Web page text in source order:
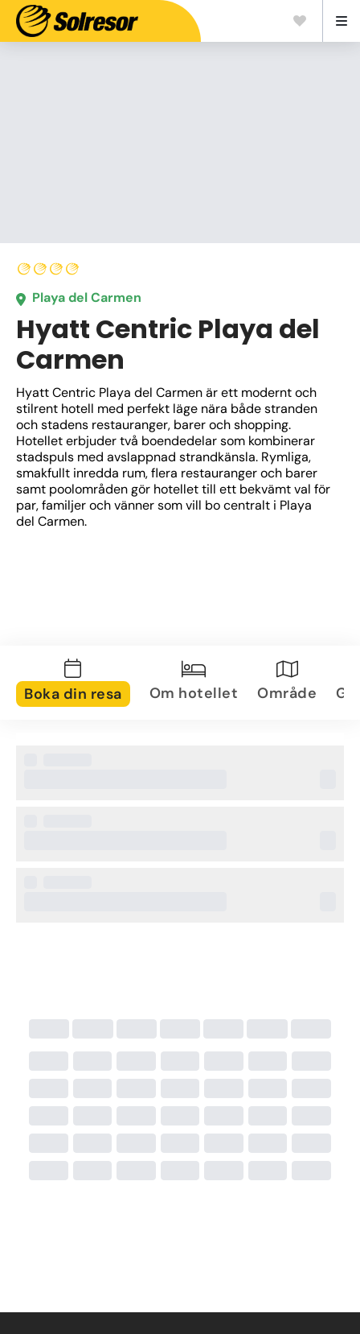
Playa del Carmen
Hyatt Centric Playa del
Carmen
Hyatt Centric Playa del Carmen är ett modernt och
stilrent hotell med perfekt läge nära både stranden
och stadens restauranger, barer och shopping.
Hotellet erbjuder två boendedelar som kombinerar
stadspuls med avslappnad strandkänsla. Rymliga,
smakfullt inredda rum, flera restauranger och barer
samt poolområden gör hotellet till ett bekvämt val för
par, familjer och vänner som vill bo centralt i Playa
del Carmen.
Boka din resa Om hotellet Område